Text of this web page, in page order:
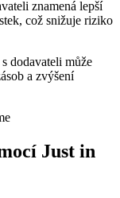
znamená lepší
což snižuje riziko
dodavateli může
a zvýšení
Just in